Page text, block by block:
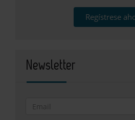
Regístrese
Newsletter